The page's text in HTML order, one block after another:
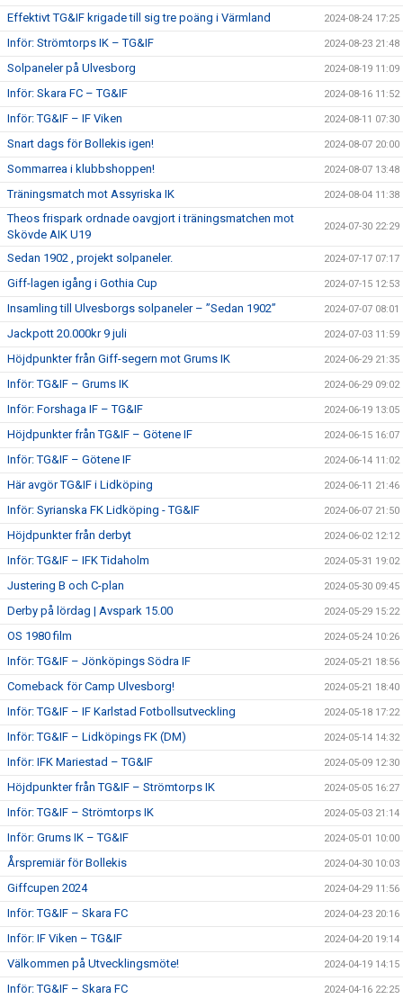
Effektivt TG&IF krigade till sig tre poäng i Värmland 2024-08-24 17:25
Inför: Strömtorps IK – TG&IF 2024-08-23 21:48
Solpaneler på Ulvesborg 2024-08-19 11:09
Inför: Skara FC – TG&IF 2024-08-16 11:52
Inför: TG&IF – IF Viken 2024-08-11 07:30
Snart dags för Bollekis igen! 2024-08-07 20:00
Sommarrea i klubbshoppen! 2024-08-07 13:48
Träningsmatch mot Assyriska IK 2024-08-04 11:38
Theos frispark ordnade oavgjort i träningsmatchen mot
Skövde AIK U19
2024-07-30 22:29
Sedan 1902 , projekt solpaneler. 2024-07-17 07:17
Giff-lagen igång i Gothia Cup 2024-07-15 12:53
Insamling till Ulvesborgs solpaneler – ”Sedan 1902” 2024-07-07 08:01
Jackpott 20.000kr 9 juli 2024-07-03 11:59
Höjdpunkter från Giff-segern mot Grums IK 2024-06-29 21:35
Inför: TG&IF – Grums IK 2024-06-29 09:02
Inför: Forshaga IF – TG&IF 2024-06-19 13:05
Höjdpunkter från TG&IF – Götene IF 2024-06-15 16:07
Inför: TG&IF – Götene IF 2024-06-14 11:02
Här avgör TG&IF i Lidköping 2024-06-11 21:46
Inför: Syrianska FK Lidköping - TG&IF 2024-06-07 21:50
Höjdpunkter från derbyt 2024-06-02 12:12
Inför: TG&IF – IFK Tidaholm 2024-05-31 19:02
Justering B och C-plan 2024-05-30 09:45
Derby på lördag | Avspark 15.00 2024-05-29 15:22
OS 1980 film 2024-05-24 10:26
Inför: TG&IF – Jönköpings Södra IF 2024-05-21 18:56
Comeback för Camp Ulvesborg! 2024-05-21 18:40
Inför: TG&IF – IF Karlstad Fotbollsutveckling 2024-05-18 17:22
Inför: TG&IF – Lidköpings FK (DM) 2024-05-14 14:32
Inför: IFK Mariestad – TG&IF 2024-05-09 12:30
Höjdpunkter från TG&IF – Strömtorps IK 2024-05-05 16:27
Inför: TG&IF – Strömtorps IK 2024-05-03 21:14
Inför: Grums IK – TG&IF 2024-05-01 10:00
Årspremiär för Bollekis 2024-04-30 10:03
Giffcupen 2024 2024-04-29 11:56
Inför: TG&IF – Skara FC 2024-04-23 20:16
Inför: IF Viken – TG&IF 2024-04-20 19:14
Välkommen på Utvecklingsmöte! 2024-04-19 14:15
Inför: TG&IF – Skara FC 2024-04-16 22:25